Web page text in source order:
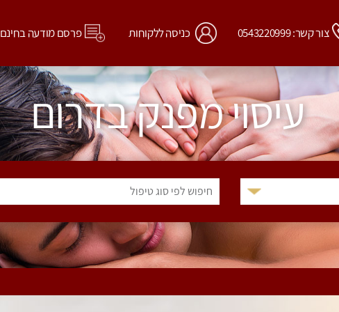
צור קשר: 0543220999 כניסה ללקוחות פרסם מודעה בחינם
עיסוי מפנק בדרום
חיפוש לפי סוג טיפול